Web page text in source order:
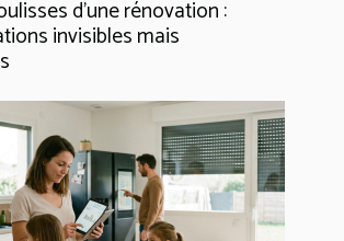
d'une rénovation :
invisibles mais